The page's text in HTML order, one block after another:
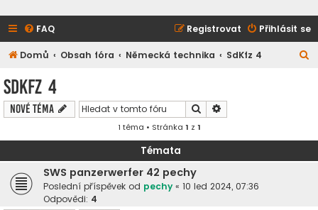
FAQ Přihlásit se
Registrovat
Domů Obsah fóra Německá technika SdKfz 4
SdKfz 4
Nové téma Hledat
1 téma • Stránka 1 z 1
Témata
SWS panzerwerfer 42 pechy
Poslední příspěvek od pechy « 10 led 2024, 07:36
Odpovědi: 4